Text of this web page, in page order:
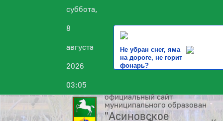
суббота,
8
августа
2026
03:05
Не убран снег, яма
на дороге, не горит
фонарь?
официальный сайт
муниципального образования
"Асиновское